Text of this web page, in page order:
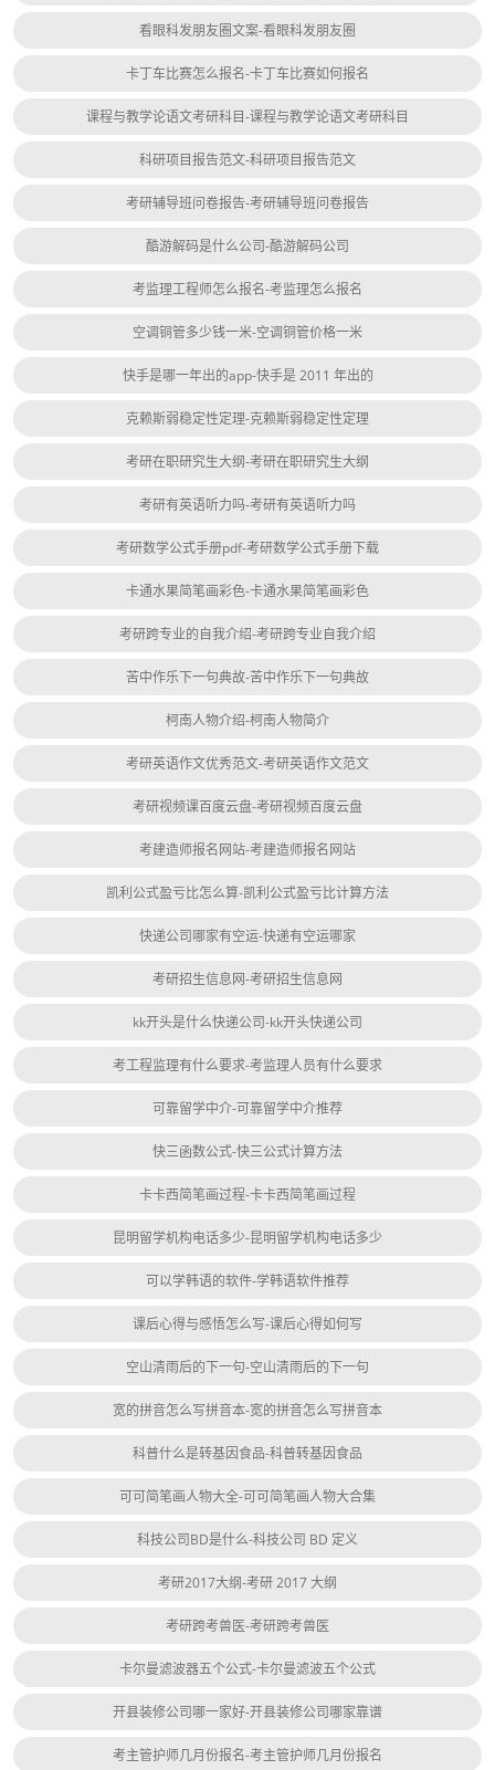
看眼科发朋友圈文案-看眼科发朋友圈
卡丁车比赛怎么报名-卡丁车比赛如何报名
课程与教学论语文考研科目-课程与教学论语文考研科目
科研项目报告范文-科研项目报告范文
考研辅导班问卷报告-考研辅导班问卷报告
酷游解码是什么公司-酷游解码公司
考监理工程师怎么报名-考监理怎么报名
空调铜管多少钱一米-空调铜管价格一米
快手是哪一年出的app-快手是 2011 年出的
克赖斯弱稳定性定理-克赖斯弱稳定性定理
考研在职研究生大纲-考研在职研究生大纲
考研有英语听力吗-考研有英语听力吗
考研数学公式手册pdf-考研数学公式手册下载
卡通水果简笔画彩色-卡通水果简笔画彩色
考研跨专业的自我介绍-考研跨专业自我介绍
苦中作乐下一句典故-苦中作乐下一句典故
柯南人物介绍-柯南人物简介
考研英语作文优秀范文-考研英语作文范文
考研视频课百度云盘-考研视频百度云盘
考建造师报名网站-考建造师报名网站
凯利公式盈亏比怎么算-凯利公式盈亏比计算方法
快递公司哪家有空运-快递有空运哪家
考研招生信息网-考研招生信息网
kk开头是什么快递公司-kk开头快递公司
考工程监理有什么要求-考监理人员有什么要求
可靠留学中介-可靠留学中介推荐
快三函数公式-快三公式计算方法
卡卡西简笔画过程-卡卡西简笔画过程
昆明留学机构电话多少-昆明留学机构电话多少
可以学韩语的软件-学韩语软件推荐
课后心得与感悟怎么写-课后心得如何写
空山清雨后的下一句-空山清雨后的下一句
宽的拼音怎么写拼音本-宽的拼音怎么写拼音本
科普什么是转基因食品-科普转基因食品
可可简笔画人物大全-可可简笔画人物大合集
科技公司BD是什么-科技公司 BD 定义
考研2017大纲-考研 2017 大纲
考研跨考兽医-考研跨考兽医
卡尔曼滤波器五个公式-卡尔曼滤波五个公式
开县装修公司哪一家好-开县装修公司哪家靠谱
考主管护师几月份报名-考主管护师几月份报名